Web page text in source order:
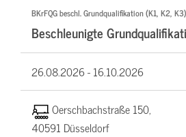
BKrFQG beschl. Grundqualifikation (K1, K2, K3)
Beschleunigte
26.08.2026 -16.10.2026
Oerschbachstraße 150,
40591 Düsseldorf